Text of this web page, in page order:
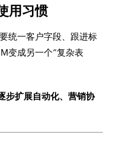
用习惯
统一客户字段、跟进标
变成另一个“复杂表
步扩展自动化、营销协